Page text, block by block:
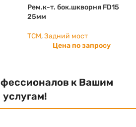
Рем.к-т. бок.шкворня FD15
25мм
TCM,Задний мост
Цена по запросу
к Вашим
услугам!